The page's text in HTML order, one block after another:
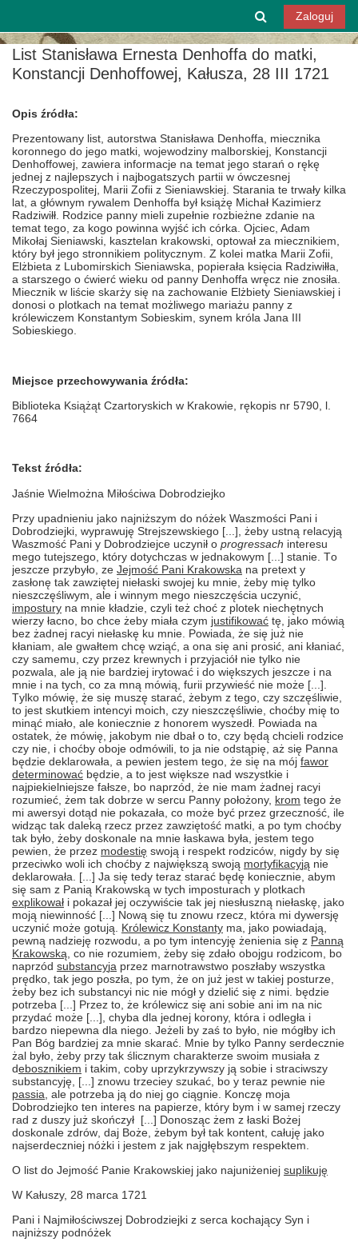
Przełącznik
Zaloguj
List Stanisława Ernesta Denhoffa do matki,
Konstancji Denhoffowej, Kałusza, 28 III 1721
Opis źródła:
Prezentowany list, autorstwa Stanisława Denhoffa, miecznika
koronnego do jego matki, wojewodziny malborskiej, Konstancji
Denhoffowej, zawiera informacje na temat jego starań o rękę
jednej z najlepszych i najbogatszych partii w ówczesnej
Rzeczypospolitej, Marii Zofii z Sieniawskiej. Starania te trwały kilka
lat, a głównym rywalem Denhoffa był książę Michał Kazimierz
Radziwiłł. Rodzice panny mieli zupełnie rozbieżne zdanie na
temat tego, za kogo powinna wyjść ich córka. Ojciec, Adam
Mikołaj Sieniawski, kasztelan krakowski, optował za miecznikiem,
który był jego stronnikiem politycznym. Z kolei matka Marii Zofii,
Elżbieta z Lubomirskich Sieniawska, popierała księcia Radziwiłła,
a starszego o ćwierć wieku od panny Denhoffa wręcz nie znosiła.
Miecznik w liście skarży się na zachowanie Elżbiety Sieniawskiej i
donosi o plotkach na temat możliwego mariażu panny z
królewiczem Konstantym Sobieskim, synem króla Jana III
Sobieskiego.
Miejsce przechowywania źródła:
Biblioteka Książąt Czartoryskich w Krakowie, rękopis nr 5790, l.
7664
Tekst źródła:
Jaśnie Wielmożna Miłościwa Dobrodziejko
Przy upadnieniu jako najniższym do nóżek Waszmości Pani i
Dobrodziejki, wyprawuję Strejszewskiego [...], żeby ustną relacyją
Waszmość Pani y Dobrodziejce uczynił o progressach interesu
mego tutejszego, który dotychczas w jednakowym [...] stanie . To
jeszcze przybyło ze Jejmość Pani Krakowska na pretext y
zasłonę tak zawziętej niełaski swojej ku mnie, żeby mię tylko
nieszczęśliwym ale i winnym mego nieszczęścia uczynić
impostury na mnie kładzie, czyli też choć z plotek niechętnych
wierzy łacno, bo chce żeby miała czym justifikować tę , jako mówią
bez żadnej racyi niełaskę ku mnie . Powiada że się już nie
kłaniam ale gwałtem chcę wziąć a ona się ani prosić ani kłaniać
czy samemu czy przez krewnych i przyjaciół nie tylko nie
pozwala ale ją nie bardziej irytować i do większych jeszcze i na
mnie i na tych co za mną mówią furii przywieść nie może [...].
Tylko mówię że się muszę starać żebym z tego czy szczęśliwie
to jest skutkiem intencyi moich, czy nieszczęśliwie choćby mię to
minąć miało ale koniecznie z honorem wyszedł . Powiada na
ostatek , że mówię , jakobym nie dbał o to czy będą chcieli rodzice
czy nie, i choćby oboje odmówili, to ja nie odstąpię aż się Panna
będzie deklarowała a pewien jestem tego że się na mój fawor
determinować będzie, a to jest większe nad wszystkie i
najpiekielniejsze fałsze bo naprzód że nie mam żadnej racyi
rozumieć, żem tak dobrze w sercu Panny położony, krom tego że
mi awersyi dotąd nie pokazała co może być przez grzeczność ile
widząc tak daleką rzecz przez zawziętość matki, a po tym choćby
tak było żeby doskonale na mnie łaskawa była , jestem tego
pewien że przez modestię swoją i respekt rodziców nigdy by się
przeciwko woli ich choćby z największą swoją mortyfikacyją nie
deklarowała . [...] Ja się tedy teraz starać będę koniecznie abym
się sam z Panią Krakowską w tych imposturach y plotkach
explikował i pokazał jej oczywiście tak jej niesłuszną niełaskę , jako
moją niewinność [...] Nową się tu znowu rzecz która mi dywersję
uczynić może gotują Królewicz Konstanty ma , jako powiadają
pewną nadzieję rozwodu a po tym intencyję żenienia się z Panną
Krakowską co nie rozumiem żeby się zdało obojgu rodzicom
bo
naprzód substancyja przez marnotrawstwo poszłaby wszystka
prędko tak jego poszła po tym , że on już jest w takiej posturze
żeby bez ich substancyi nic nie mógł y dzielić się z nimi będzie
potrzeba [...] Przez to , że królewicz się ani sobie ani im na nic
przydać może [...], chyba dla jednej korony, która i odległa i
bardzo niepewna dla niego . Jeżeli by zaś to było nie mógłby ich
Pan Bóg bardziej za mnie skarać. Mnie by tylko Panny serdecznie
żal było żeby przy tak ślicznym charakterze swoim musiała z
debosznikiem i takim coby uprzykrzywszy ją sobie i straciwszy
substancyję, [...] znowu trzeciey szukać, bo y teraz pewnie nie
passia ale potrzeba ją do niej go ciągnie . Konczę moja
Dobrodziejko ten interes na papierze, który bym i w samej rzeczy
rad z duszy już skończył [...] Donosząc żem z łaski Bożej
doskonale zdrów daj Boże , żebym był tak kontent całuję jako
najserdeczniej nóżki i jestem z jak najgłębszym respektem.
O list do Jejmość Panie Krakowskiej jako najuniżeniej suplikuję
W Kałuszy, 28 marca 1721
Pani i Najmiłościwszej Dobrodziejki z serca kochający Syn i
najniższy podnóżek